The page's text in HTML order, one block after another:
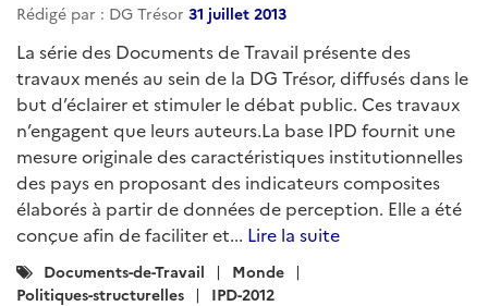
Rédigé par : DG Trésor 31 juillet 2013
La série des Documents de Travail présente des
travaux menés au sein de la DG Trésor, diffusés dans le
but d’éclairer et stimuler le débat public. Ces travaux
n’engagent que leurs auteurs.La base IPD fournit une
mesure originale des caractéristiques institutionnelles
des pays en proposant des indicateurs composites
élaborés à partir de données de perception. Elle a été
conçue afin de faciliter et... Lire la suite
Catégories
:
Documents-de-Travail
Monde
Politiques-structurelles
IPD-2012